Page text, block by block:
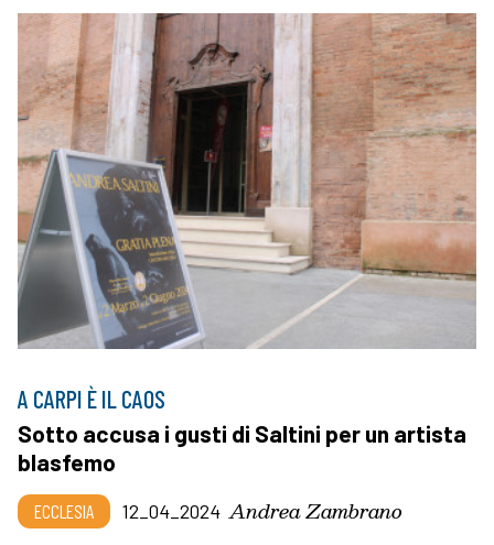
A CARPI È IL CAOS
Sotto accusa i gusti di Saltini per un artista
blasfemo
ECCLESIA 12_04_2024 Andrea Zambrano